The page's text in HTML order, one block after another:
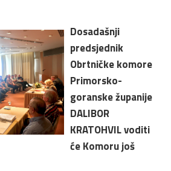
Dosadašnji
predsjednik
Obrtničke komore
Primorsko-
goranske županije
DALIBOR
KRATOHVIL voditi
će Komoru još